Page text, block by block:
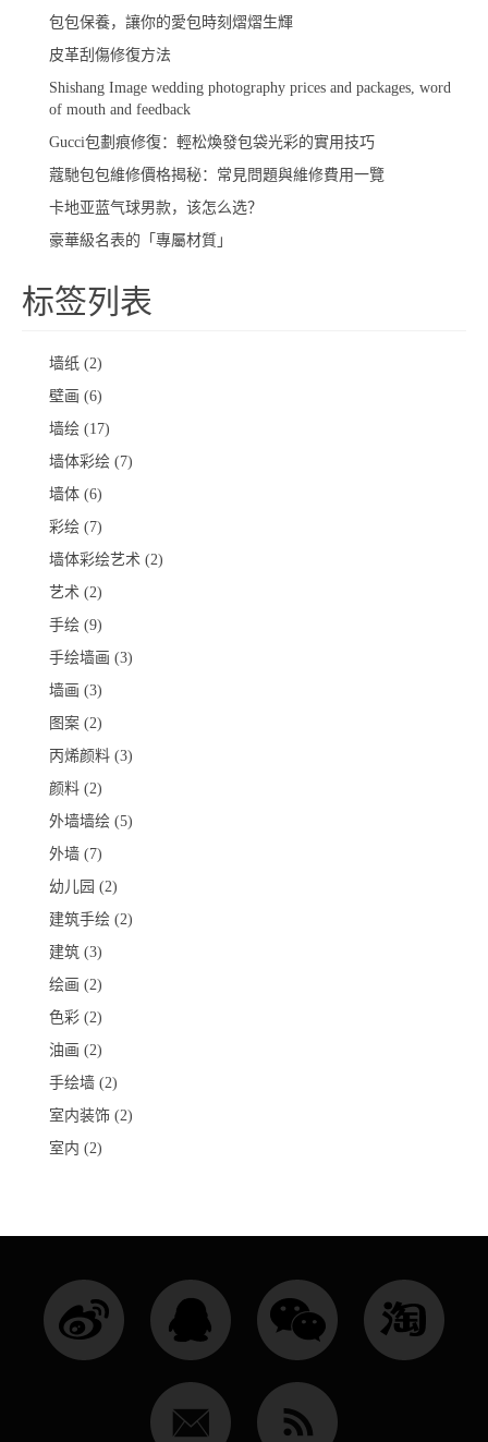
包包保養，讓你的愛包時刻熠熠生輝
​皮革刮傷修復方法
Shishang Image wedding photography prices and packages, word
of mouth and feedback
​Gucci包劃痕修復：輕松煥發包袋光彩的實用技巧
蔻馳包包維修價格揭秘：常見問題與維修費用一覽
卡地亚蓝气球男款，该怎么选？
豪華級名表的「專屬材質」
标签列表
墙纸 (2)
壁画 (6)
墙绘 (17)
墙体彩绘 (7)
墙体 (6)
彩绘 (7)
墙体彩绘艺术 (2)
艺术 (2)
手绘 (9)
手绘墙画 (3)
墙画 (3)
图案 (2)
丙烯颜料 (3)
颜料 (2)
外墙墙绘 (5)
外墙 (7)
幼儿园 (2)
建筑手绘 (2)
建筑 (3)
绘画 (2)
色彩 (2)
油画 (2)
手绘墙 (2)
室内装饰 (2)
室内 (2)